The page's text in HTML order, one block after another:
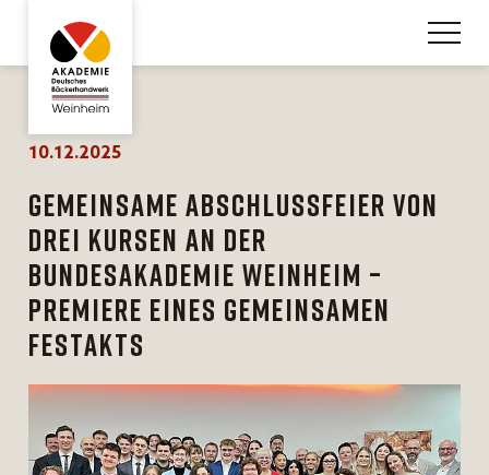
10.12.2025
Gemeinsame Abschlussfeier von
drei Kursen an der
Bundesakademie Weinheim –
Premiere eines gemeinsamen
Festakts